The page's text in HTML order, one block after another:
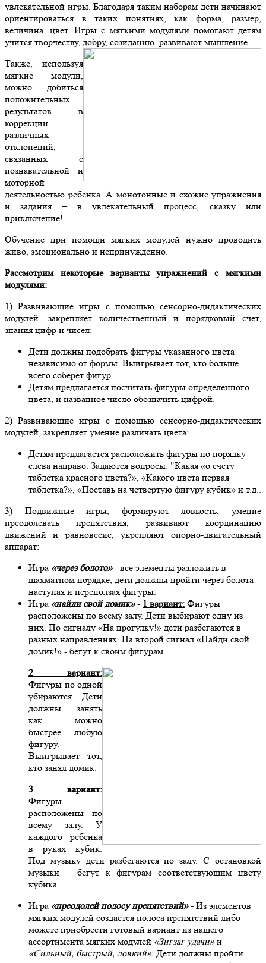
увлекательной игры. Благодаря таким наборам дети начинают
ориентироваться в таких понятиях, как форма, размер,
величина, цвет. Игры с мягкими модулями помогают детям
учится творчеству, добру, созиданию, развивают мышление.
Также, используя
мягкие модули,
можно добиться
положительных
результатов в
коррекции
различных
отклонений,
связанных с
познавательной и
моторной
деятельностью ребенка. А монотонные и схожие упражнения
и задания – в увлекательный процесс, сказку или
приключение!
Обучение при помощи мягких модулей нужно проводить
живо, эмоционально и непринужденно.
Рассмотрим некоторые варианты упражнений с мягкими
модулями:
1) Развивающие игры с помощью сенсорно-дидактических
модулей, закрепляет количественный и порядковый счет,
знания цифр и чисел:
Дети должны подобрать фигуры указанного цвета
независимо от формы. Выигрывает тот, кто больше
всего соберет фигур.
Детям предлагается посчитать фигуры определенного
цвета, и названное число обозначить цифрой.
2) Развивающие игры с помощью сенсорно-дидактических
модулей, закрепляет умение различать цвета:
Детям предлагается расположить фигуры по порядку
слева направо. Задаются вопросы: "Какая «о счету
таблетка красного цвета?», «Какого цвета первая
таблетка?», «Поставь на четвертую фигуру кубик» и т.д..
3) Подвижные игры, формируют ловкость, умение
преодолевать препятствия, развивают координацию
движений и равновесие, укрепляют опорно-двигательный
аппарат:
Игра «через болото»- все элементы разложить в
шахматном порядке, дети должны пройти через болота
наступая и переползая фигуры.
Игра «найди свой домик»- 1 вариант: Фигуры
расположены по всему залу. Дети выбирают одну из
них. По сигналу «На прогулку!» дети разбегаются в
разных направлениях. На второй сигнал «Найди свой
домик!» - бегут к своим фигурам.
2 вариант:
Фигуры по одной
убираются. Дети
должны занять
как можно
быстрее любую
фигуру.
Выигрывает тот,
кто занял домик.
3 вариант:
Фигуры
расположены по
всему залу. У
каждого ребенка
в руках кубик.
Под музыку дети разбегаются по залу. С остановкой
музыки – бегут к фигурам соответствующим цвету
кубика.
Игра «преодолей полосу препятствий»- Из элементов
мягких модулей создается полоса препятствий либо
можете приобрести готовый вариант из нашего
ассортимента мягких модулей «Зигзаг удачи»и
«Сильный, быстрый, ловкий». Дети должны пройти